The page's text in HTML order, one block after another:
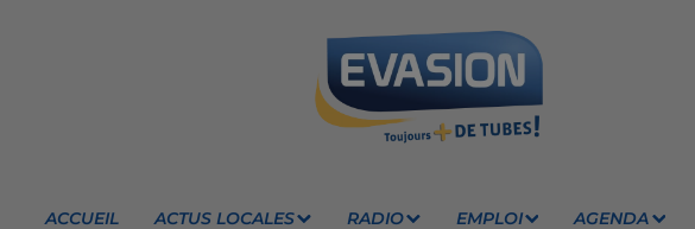
ACCUEIL ACTUS LOCALES RADIO EMPLOI AGENDA